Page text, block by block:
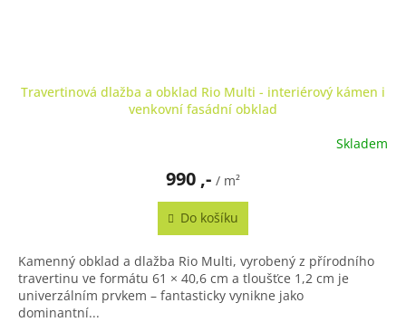
Travertinová dlažba a obklad Rio Multi - interiérový kámen i
venkovní fasádní obklad
Skladem
990 ,- / m²
Do košíku
Kamenný obklad a dlažba Rio Multi, vyrobený z přírodního
travertinu ve formátu 61 × 40,6 cm a tloušťce 1,2 cm je
univerzálním prvkem – fantasticky vynikne jako
dominantní...